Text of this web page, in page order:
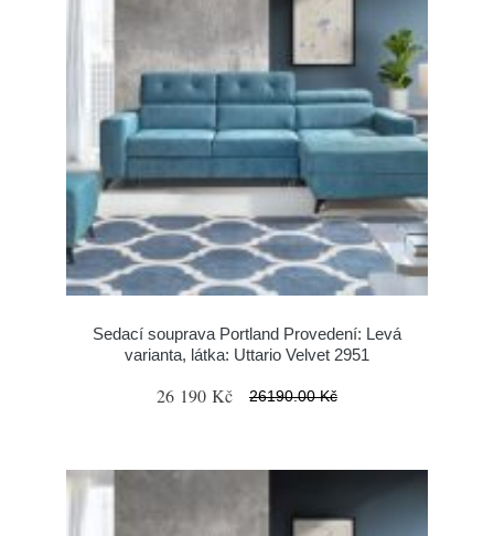
Sedací souprava Portland Provedení: Levá
varianta, látka: Uttario Velvet 2951
26 190 Kč 26190.00 Kč